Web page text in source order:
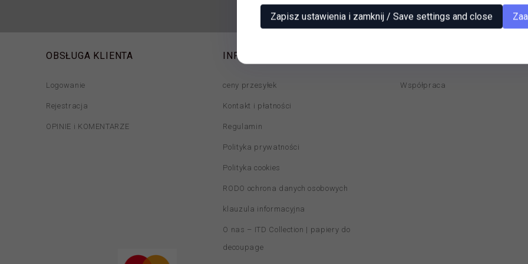
OBSŁUGA KLIENTA
Logowanie
Rejestracja
OPINIE i KOMENTARZE
INFORMACJE
ceny przesyłek
Kontakt i płatności
Regulamin
Polityka prywatności
Polityka cookies
RODO ochrona danych osobowych
klauzula informacyjna
O nas – ITD Collection | papiery do
decoupage
Współpraca
Zapisz ustawienia i zamknij / Save settings and close